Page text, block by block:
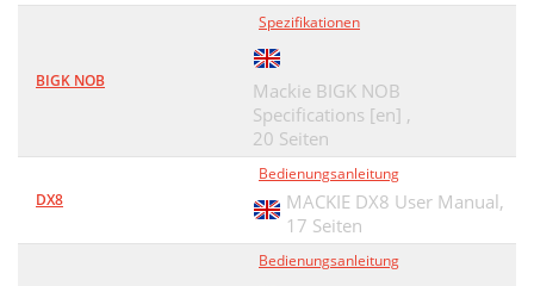
BIGK NOB
Spezifikationen
Mackie BIGK NOB
Specifications [en] ,
20 Seiten
DX8
Bedienungsanleitung
MACKIE DX8 User Manual,
17 Seiten
Bedienungsanleitung